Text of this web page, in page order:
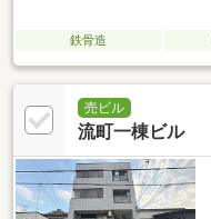
鉄骨造
売ビル
流町一棟ビル